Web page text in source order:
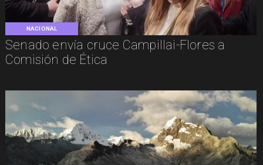
NACIONAL
Senado envía cruce Campillai-Flores a
Comisión de Ética